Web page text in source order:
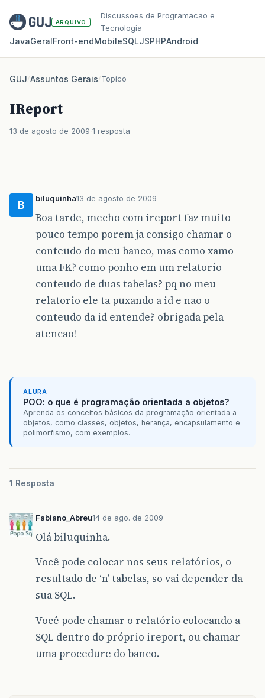
ARQUIVO
Discussoes de Programacao e
Tecnologia
JavaGeralFront‑endMobileSQLJSPHPAndroid
GUJ/Assuntos Gerais/Topico
IReport
13 de agosto de 2009 1 resposta
B
biluquinha13 de agosto de 2009
Boa tarde, mecho com ireport faz muito
pouco tempo porem ja consigo chamar o
conteudo do meu banco, mas como xamo
uma FK? como ponho em um relatorio
conteudo de duas tabelas? pq no meu
relatorio ele ta puxando a id e nao o
conteudo da id entende? obrigada pela
atencao!
ALURA
POO: o que é programação orientada a objetos?
Aprenda os conceitos básicos da programação orientada a
objetos, como classes, objetos, herança, encapsulamento e
polimorfismo, com exemplos.
1 Resposta
Fabiano_Abreu14 de ago. de 2009
Olá biluquinha.
Você pode colocar nos seus relatórios, o
resultado de ‘n’ tabelas, so vai depender da
sua SQL.
Você pode chamar o relatório colocando a
SQL dentro do próprio ireport, ou chamar
uma procedure do banco.